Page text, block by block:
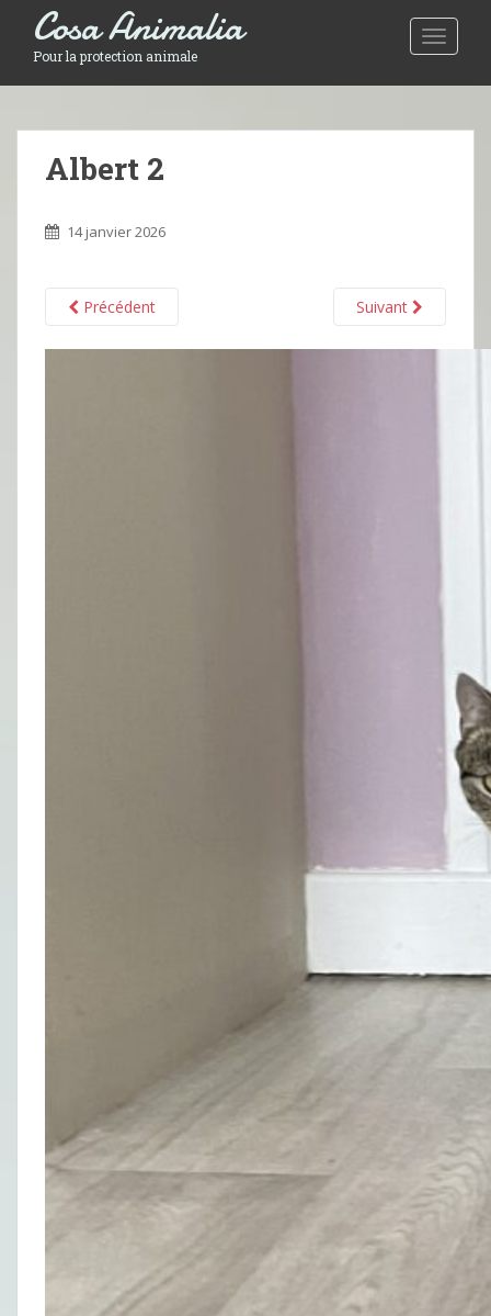
Toggle
Cosa Animalia
Pour la protection animale
Albert 2
14 janvier 2026
Précédent Suivant